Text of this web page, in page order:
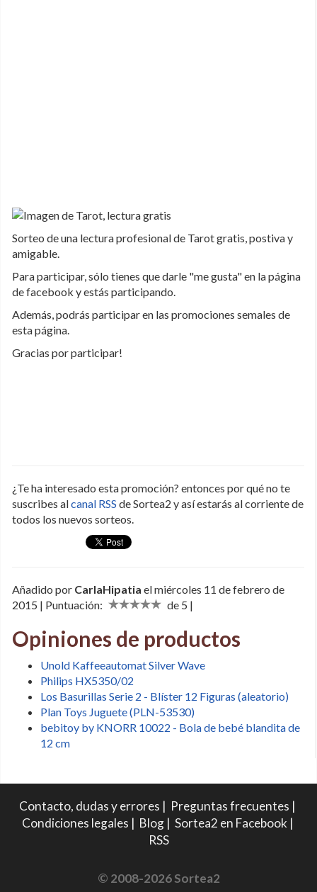
Sorteo de una lectura profesional de Tarot gratis, postiva y
amigable.
Para participar, sólo tienes que darle "me gusta" en la página
de facebook y estás participando.
Además, podrás participar en las promociones semales de
esta página.
Gracias por participar!
¿Te ha interesado esta promoción? entonces por qué no te
suscribes alcanal RSS de Sortea2 y así estarás al corriente de
todos los nuevos sorteos.
Añadido por CarlaHipatia el miércoles 11 de febrero de
2015 | Puntuación:
de 5 |
Opiniones de productos
Unold Kaffeeautomat Silver Wave
Philips HX5350/02
Los Basurillas Serie 2 - Blíster 12 Figuras (aleatorio)
Plan Toys Juguete (PLN-53530)
bebitoy by KNORR 10022 - Bola de bebé blandita de
12 cm
Contacto, dudas y errores | Preguntas frecuentes |
Condiciones legales | Blog| Sortea2 en Facebook |
RSS
© 2008-2026 Sortea2